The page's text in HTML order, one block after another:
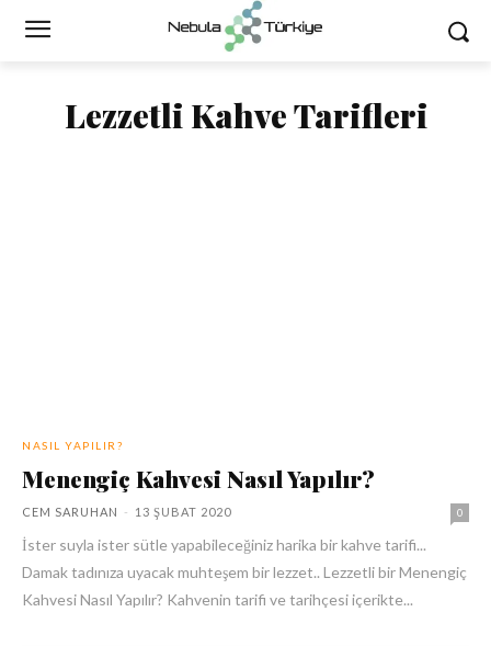
Lezzetli Kahve Tarifleri
NASIL YAPILIR?
Menengiç Kahvesi Nasıl Yapılır?
CEM SARUHAN - 13 ŞUBAT 2020 0
İster suyla ister sütle yapabileceğiniz harika bir kahve tarifi...
Damak tadınıza uyacak muhteşem bir lezzet.. Lezzetli bir Menengiç
Kahvesi Nasıl Yapılır? Kahvenin tarifi ve tarihçesi içerikte...